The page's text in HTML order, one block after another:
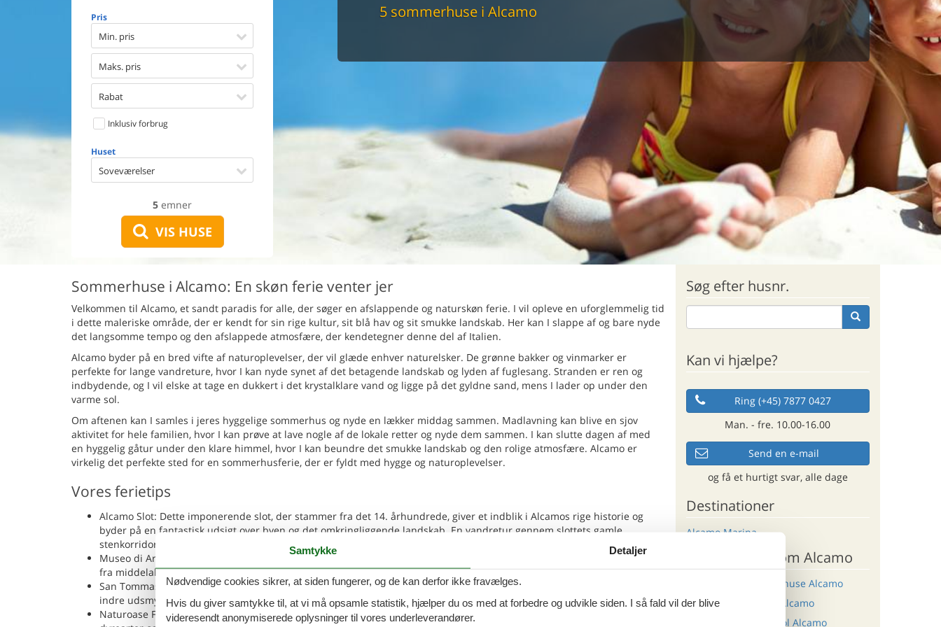
Pris
Min. pris
Maks. pris
Rabat
Inklusiv forbrug
Huset
Soveværelser
5 emner
VIS HUSE
Aircondition
Ladestander til elbil
5 sommerhuse i Alcamo
Sommerhuse i Alcamo: En skøn ferie venter jer
Velkommen til Alcamo, et sandt paradis for alle, der søger en afslappende og naturskøn ferie. I vil opleve en uforglemmelig tid
i dette maleriske område, der er kendt for sin rige kultur, sit blå hav og sit smukke landskab. Her kan I slappe af og bare nyde
det langsomme tempo og den afslappede atmosfære, der kendetegner denne del af Italien.
Alcamo byder på en bred vifte af naturoplevelser, der vil glæde enhver naturelsker. De grønne bakker og vinmarker er
perfekte for lange vandreture, hvor I kan nyde synet af det betagende landskab og lyden af fuglesang. Stranden er ren og
indbydende, og I vil elske at tage en dukkert i det krystalklare vand og ligge på det gyldne sand, mens I lader op under den
varme sol.
Om aftenen kan I samles i jeres hyggelige sommerhus og nyde en lækker middag sammen. Madlavning kan blive en sjov
aktivitet for hele familien, hvor I kan prøve at lave nogle af de lokale retter og nyde dem sammen. I kan slutte dagen af med
en hyggelig gåtur under den klare himmel, hvor I kan beundre det smukke landskab og den rolige atmosfære. Alcamo er
virkelig det perfekte sted for en sommerhusferie, der er fyldt med hygge og naturoplevelser.
Vores ferietips
Alcamo Slot: Dette imponerende slot, der stammer fra det 14. århundrede, giver et indblik i Alcamos rige historie og
byder på en fantastisk udsigt over byen og det omkringliggende landskab. En vandretur gennem slottets gamle
stenkorridorer vil uden tvivl være et højdepunkt på jeres tur.
Museo di Arte Sacra: Ligger i det historiske centrum af Alcamo og præsenterer en omfattende samling af religiøs kunst
fra middelalderen og frem. Det hjælper besøgende med at forstå betydningen af religion i regionens historie og kultur.
San Tommaso Kirken: Denne smukke kirke er en af de mest bemærkelsesværdige i Alcamo. Kirken er kendt for sin rige
indre udsmykning og dens smukke facade. Den viser omfanget af religiøs arkitektur i middelalderen og renæssancen.
Naturoase Funtanazza: Dette naturområde ligger en kort køretur fra Alcamo og er hjemsted for en række forskellige
Søg efter husnr.
Kan vi hjælpe?
Ring (+45) 7877 0427
Man. - fre. 10.00-16.00
Send en e-mail
og få et hurtigt svar, alle dage
Destinationer
Alcamo Marina
Andre artikler om Alcamo
Last minute sommerhuse Alcamo
Luksus sommerhus Alcamo
Sommerhus med pool Alcamo
Samtykke Detaljer
Nødvendige cookies sikrer, at siden fungerer, og de kan derfor ikke fravælges.
Hvis du giver samtykke til, at vi må opsamle statistik, hjælper du os med at forbedre og udvikle siden. I så fald vil der blive
videresendt anonymiserede oplysninger til vores underleverandører.